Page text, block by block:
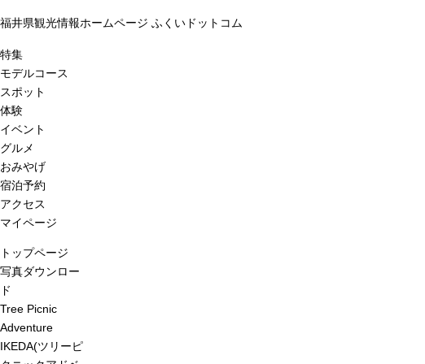
福井県観光情報ホームページ ふくいドットコム
特集
モデルコース
スポット
体験
イベント
グルメ
おみやげ
宿泊予約
アクセス
マイページ
トップページ
写真ダウンロー
ド
Tree Picnic
Adventure
IKEDA(ツリーピ